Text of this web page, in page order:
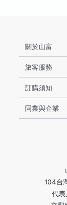
104台
代
關於山富
旅客服務
訂購須知
同業與企業